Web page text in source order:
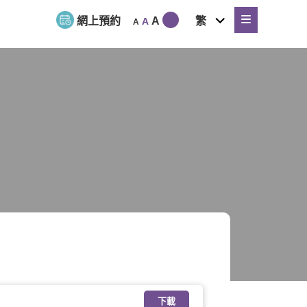
網上預約 A A A 繁
expand
child
menu
下載